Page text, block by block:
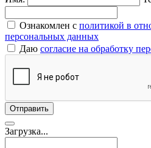
Ознакомлен с политикой в
персональных данных
Даю согласие на обработку
Загрузка...